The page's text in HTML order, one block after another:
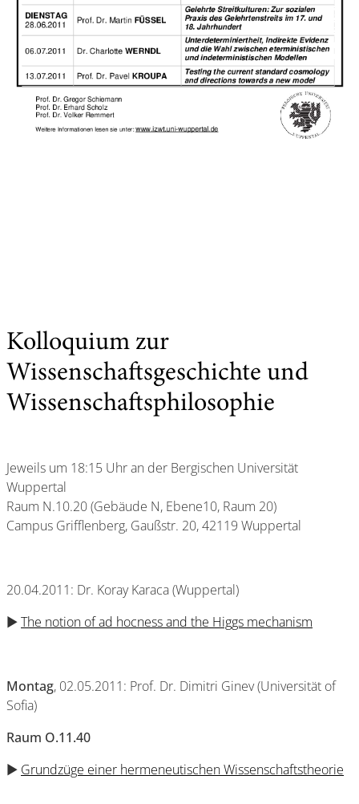
Kolloquium zur
Wissenschaftsgeschichte und
Wissenschaftsphilosophie
Jeweils um 18:15 Uhr an der Bergischen Universität
Wuppertal
Raum N.10.20 (Gebäude N, Ebene10, Raum 20)
Campus Grifflenberg, Gaußstr. 20, 42119 Wuppertal
20.04.2011: Dr. Koray Karaca (Wuppertal)
►The notion of ad hocness and the Higgs mechanism
Montag, 02.05.2011: Prof. Dr. Dimitri Ginev (Universität of
Sofia)
Raum O.11.40
► Grundzüge einer hermeneutischen Wissenschaftstheorie